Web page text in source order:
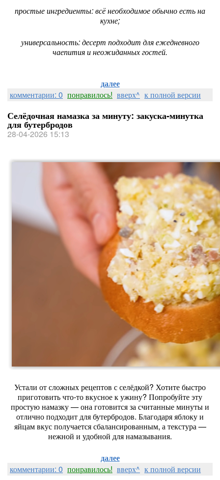
простые ингредиенты: всё необходимое обычно есть на
кухне;
универсальность: десерт подходит для ежедневного
чаепития и неожиданных гостей.
далее
комментарии: 0 понравилось! вверх^ к полной версии
Селёдочная намазка за минуту: закуска‑минутка
для бутербродов
28-04-2026 15:13
Устали от сложных рецептов с селёдкой? Хотите быстро
приготовить что‑то вкусное к ужину? Попробуйте эту
простую намазку — она готовится за считанные минуты и
отлично подходит для бутербродов. Благодаря яблоку и
яйцам вкус получается сбалансированным, а текстура —
нежной и удобной для намазывания.
далее
комментарии: 0 понравилось! вверх^ к полной версии